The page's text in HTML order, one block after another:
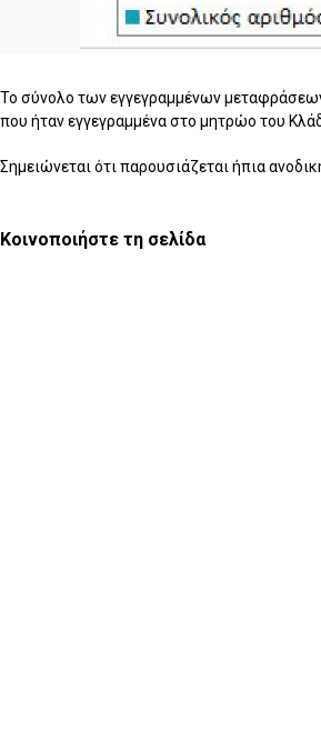
Το σύνολο των εγγεγραμμένων
που ήταν εγγεγραμμένα στο μητρώο του
Σημειώνεται ότι παρουσιάζεται ήπια
Κοινοποιήστε τη σελίδα